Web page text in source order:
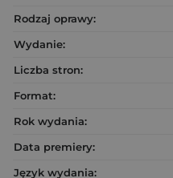
Rodzaj oprawy:
Wydanie:
Liczba stron:
Format:
Rok wydania:
Data premiery:
Język wydania: